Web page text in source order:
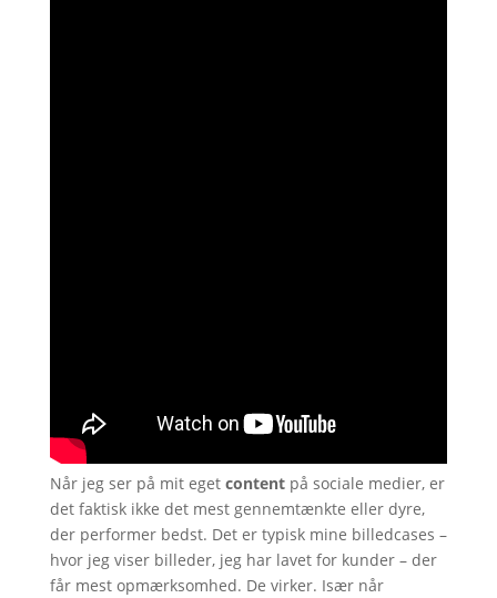
Når jeg ser på mit eget contentpå sociale medier, er
det faktisk ikke det mest gennemtænkte eller dyre,
der performer bedst. Det er typisk mine billedcases –
hvor jeg viser billeder, jeg har lavet for kunder – der
får mest opmærksomhed. De virker. Især når